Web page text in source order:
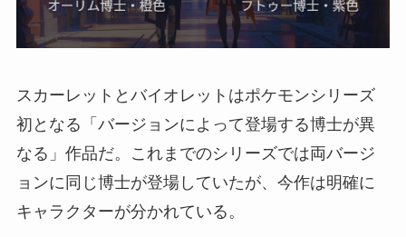
スカーレットとバイオレットはポケモンシリーズ
初となる「バージョンによって登場する博士が異
なる」作品だ。これまでのシリーズでは両バージ
ョンに同じ博士が登場していたが、今作は明確に
キャラクターが分かれている。